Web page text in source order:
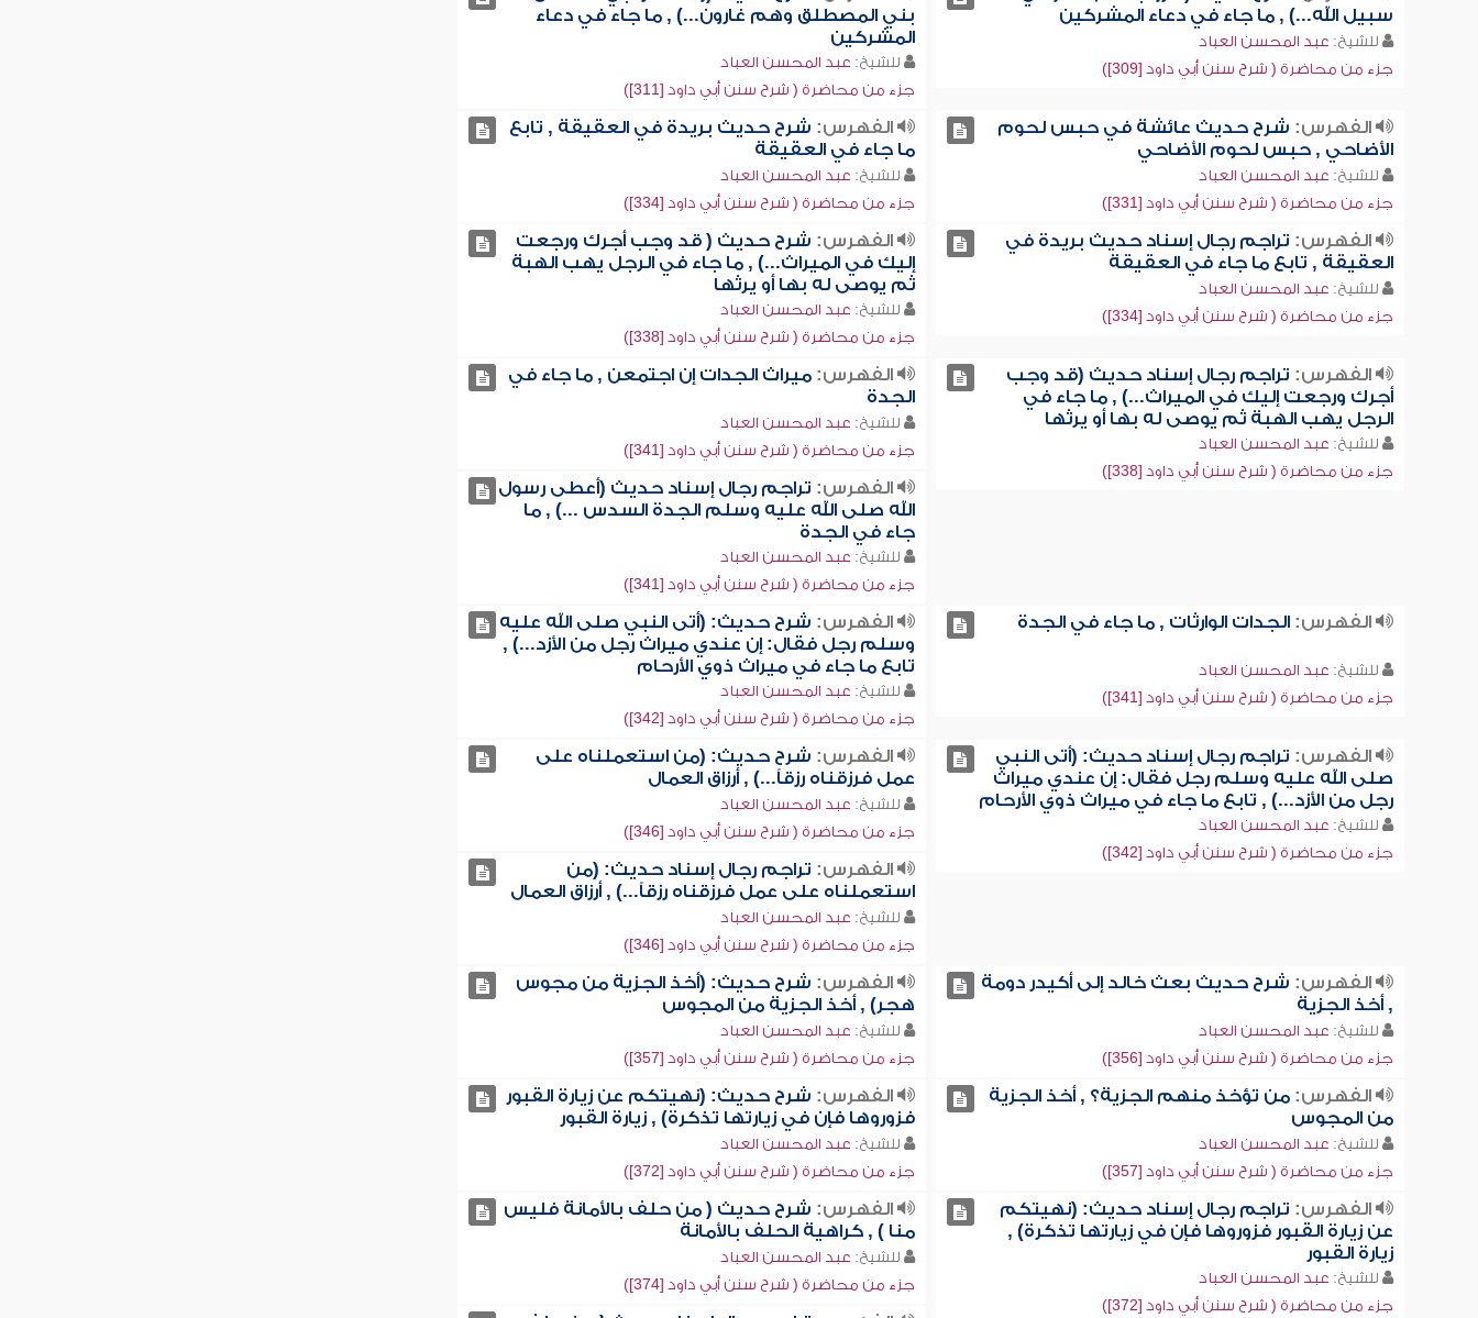
سبيل الله...) , ما جاء في دعاء المشركين
للشيخ: عبد المحسن العباد
جزء من محاضرة ( شرح سنن أبي داود [309])
بني المصطلق وهم غارون...) , ما جاء في دعاء
المشركين
للشيخ: عبد المحسن العباد
جزء من محاضرة ( شرح سنن أبي داود [311])
الفهرس: شرح حديث عائشة في حبس لحوم
الأضاحي , حبس لحوم الأضاحي
للشيخ: عبد المحسن العباد
جزء من محاضرة ( شرح سنن أبي داود [331])
الفهرس: شرح حديث بريدة في العقيقة , تابع
ما جاء في العقيقة
للشيخ: عبد المحسن العباد
جزء من محاضرة ( شرح سنن أبي داود [334])
الفهرس: تراجم رجال إسناد حديث بريدة في
العقيقة , تابع ما جاء في العقيقة
للشيخ: عبد المحسن العباد
جزء من محاضرة ( شرح سنن أبي داود [334])
الفهرس: شرح حديث ( قد وجب أجرك ورجعت
إليك في الميراث...) , ما جاء في الرجل يهب الهبة
ثم يوصى له بها أو يرثها
للشيخ: عبد المحسن العباد
جزء من محاضرة ( شرح سنن أبي داود [338])
الفهرس: تراجم رجال إسناد حديث (قد وجب
أجرك ورجعت إليك في الميراث...) , ما جاء في
الرجل يهب الهبة ثم يوصى له بها أو يرثها
للشيخ: عبد المحسن العباد
جزء من محاضرة ( شرح سنن أبي داود [338])
الفهرس: ميراث الجدات إن اجتمعن , ما جاء في
الجدة
للشيخ: عبد المحسن العباد
جزء من محاضرة ( شرح سنن أبي داود [341])
الفهرس: تراجم رجال إسناد حديث (أعطى رسول
الله صلى الله عليه وسلم الجدة السدس ...) , ما
جاء في الجدة
للشيخ: عبد المحسن العباد
جزء من محاضرة ( شرح سنن أبي داود [341])
الفهرس:الجدات الوارثات , ما جاء في الجدة
للشيخ: عبد المحسن العباد
جزء من محاضرة ( شرح سنن أبي داود [341])
الفهرس: شرح حديث: (أتى النبي صلى الله عليه
وسلم رجل فقال: إن عندي ميراث رجل من الأزد...) ,
تابع ما جاء في ميراث ذوي الأرحام
للشيخ: عبد المحسن العباد
جزء من محاضرة ( شرح سنن أبي داود [342])
الفهرس: تراجم رجال إسناد حديث: (أتى النبي
صلى الله عليه وسلم رجل فقال: إن عندي ميراث
رجل من الأزد...) , تابع ما جاء في ميراث ذوي الأرحام
للشيخ: عبد المحسن العباد
جزء من محاضرة ( شرح سنن أبي داود [342])
الفهرس: شرح حديث: (من استعملناه على
عمل فرزقناه رزقاً...) , أرزاق العمال
للشيخ: عبد المحسن العباد
جزء من محاضرة ( شرح سنن أبي داود [346])
الفهرس: تراجم رجال إسناد حديث: (من
استعملناه على عمل فرزقناه رزقاً...) , أرزاق العمال
للشيخ: عبد المحسن العباد
جزء من محاضرة ( شرح سنن أبي داود [346])
الفهرس: شرح حديث بعث خالد إلى أكيدر دومة
, أخذ الجزية
للشيخ: عبد المحسن العباد
جزء من محاضرة ( شرح سنن أبي داود [356])
الفهرس: شرح حديث: (أخذ الجزية من مجوس
هجر) , أخذ الجزية من المجوس
للشيخ: عبد المحسن العباد
جزء من محاضرة ( شرح سنن أبي داود [357])
الفهرس:من تؤخذ منهم الجزية؟ , أخذ الجزية
من المجوس
للشيخ: عبد المحسن العباد
جزء من محاضرة ( شرح سنن أبي داود [357])
الفهرس: شرح حديث: (نهيتكم عن زيارة القبور
فزوروها فإن في زيارتها تذكرة) , زيارة القبور
للشيخ: عبد المحسن العباد
جزء من محاضرة ( شرح سنن أبي داود [372])
الفهرس: تراجم رجال إسناد حديث: (نهيتكم
عن زيارة القبور فزوروها فإن في زيارتها تذكرة) ,
زيارة القبور
للشيخ: عبد المحسن العباد
جزء من محاضرة ( شرح سنن أبي داود [372])
الفهرس: شرح حديث ( من حلف بالأمانة فليس
منا ) , كراهية الحلف بالأمانة
للشيخ: عبد المحسن العباد
جزء من محاضرة ( شرح سنن أبي داود [374])